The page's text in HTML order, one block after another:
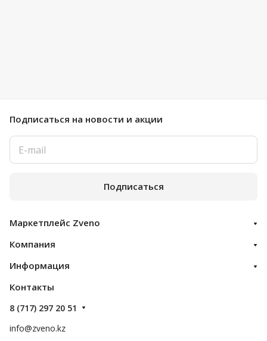
Подписаться на новости и акции
Подписаться
Маркетплейс Zveno
Компания
Информация
Контакты
8 (717) 297 20 51
info@zveno.kz